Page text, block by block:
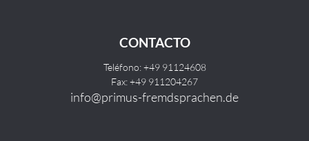
CONTACTO
Teléfono: +49 91124608
Fax: +49 911204267
info@primus-fremdsprachen.de